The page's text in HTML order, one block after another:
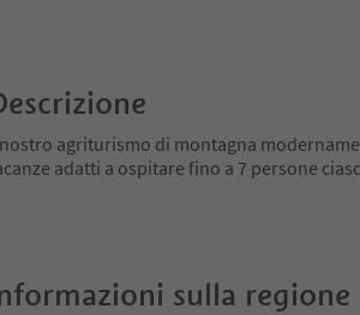
agriturismo di montagna
adatti a ospitare fino a 7 persone
sulla regione